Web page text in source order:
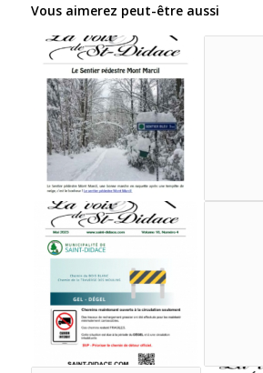
Vous aimerez peut-être aussi